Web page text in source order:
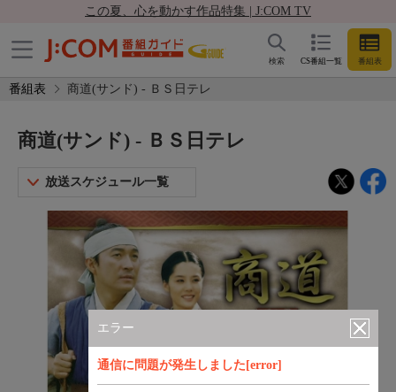
この夏、心を動かす作品特集 | J:COM TV
CS番組一覧 番組表
検索
番組表 商道(サンド) - ＢＳ日テレ
エラー
通信に問題が発生しました[error]
商道(サンド) - ＢＳ日テレ
放送スケジュール一覧